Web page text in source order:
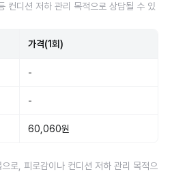
컨디션 저하 관리 목적으로 상담될 수 있
가격(1회)
-
-
60,060원
로, 피로감이나 컨디션 저하 관리 목적으